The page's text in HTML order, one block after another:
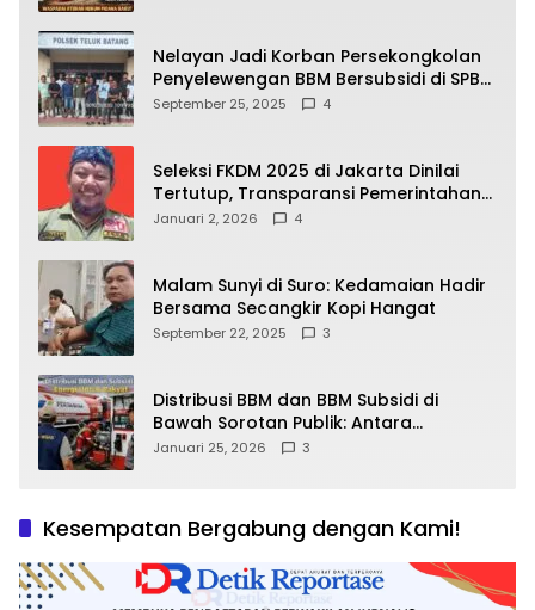
Nelayan Jadi Korban Persekongkolan
Penyelewengan BBM Bersubsidi di SPBU
64.78809 Teluk Batang
September 25, 2025 4
Seleksi FKDM 2025 di Jakarta Dinilai
Tertutup, Transparansi Pemerintahan
Pramono–Rano Dipertanyakan
Januari 2, 2026 4
Malam Sunyi di Suro: Kedamaian Hadir
Bersama Secangkir Kopi Hangat
September 22, 2025 3
Distribusi BBM dan BBM Subsidi di
Bawah Sorotan Publik: Antara
Kepentingan Negara, Hak Konsumen,
Januari 25, 2026 3
Kesempatan Bergabung dengan Kami!